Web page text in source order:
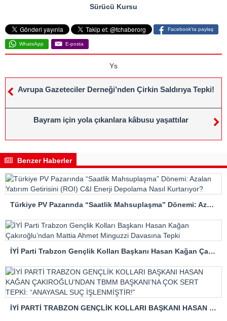
Sürücü Kursu
Facebook'ta paylaş
WhatsApp E-posta
Ys
Avrupa Gazeteciler Derneği’nden Çirkin Saldırıya Tepki!
Bayram için yola çıkanlara kâbusu yaşattılar
Benzer Haberler
Türkiye PV Pazarında “Saatlik Mahsuplaşma” Dönemi: Azalan Yatırım Getirisini (ROI) C&I Enerji Depolama Nasıl Kurtarıyor?
İYİ Parti Trabzon Gençlik Kolları Başkanı Hasan Kağan Çakıroğlu’ndan Mattia Ahmet Minguzzi Davasına Tepki
İYİ PARTİ TRABZON GENÇLİK KOLLARI BAŞKANI HASAN KAĞAN ÇAKIROĞLU’NDAN TBMM BAŞKANI’NA ÇOK SERT TEPKİ: “ANAYASAL SUÇ İŞLENMİŞTİR!”